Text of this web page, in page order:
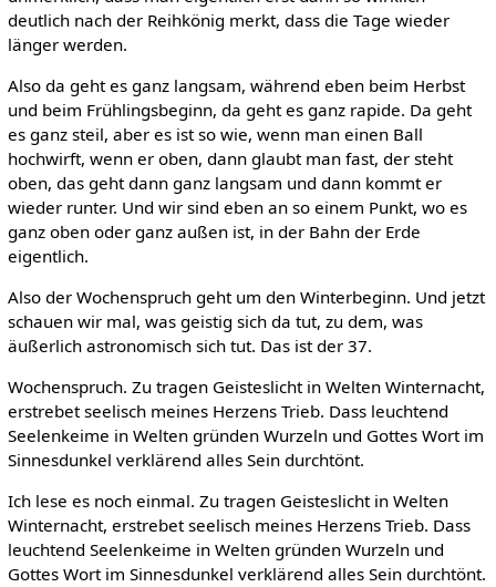
deutlich nach der Reihkönig merkt, dass die Tage wieder
länger werden.
Also da geht es ganz langsam, während eben beim Herbst
und beim Frühlingsbeginn, da geht es ganz rapide. Da geht
es ganz steil, aber es ist so wie, wenn man einen Ball
hochwirft, wenn er oben, dann glaubt man fast, der steht
oben, das geht dann ganz langsam und dann kommt er
wieder runter. Und wir sind eben an so einem Punkt, wo es
ganz oben oder ganz außen ist, in der Bahn der Erde
eigentlich.
Also der Wochenspruch geht um den Winterbeginn. Und jetzt
schauen wir mal, was geistig sich da tut, zu dem, was
äußerlich astronomisch sich tut. Das ist der 37.
Wochenspruch. Zu tragen Geisteslicht in Welten Winternacht,
erstrebet seelisch meines Herzens Trieb. Dass leuchtend
Seelenkeime in Welten gründen Wurzeln und Gottes Wort im
Sinnesdunkel verklärend alles Sein durchtönt.
Ich lese es noch einmal. Zu tragen Geisteslicht in Welten
Winternacht, erstrebet seelisch meines Herzens Trieb. Dass
leuchtend Seelenkeime in Welten gründen Wurzeln und
Gottes Wort im Sinnesdunkel verklärend alles Sein durchtönt.